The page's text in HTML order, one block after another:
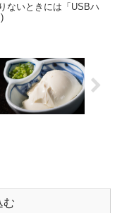
ないときには「USBハ
む